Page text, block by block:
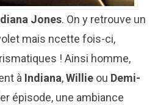
Jones. On y retrouve un
mais ncette fois-ci,
! Ainsi homme,
à Indiana,Willieou Demi-
épisode, une ambiance